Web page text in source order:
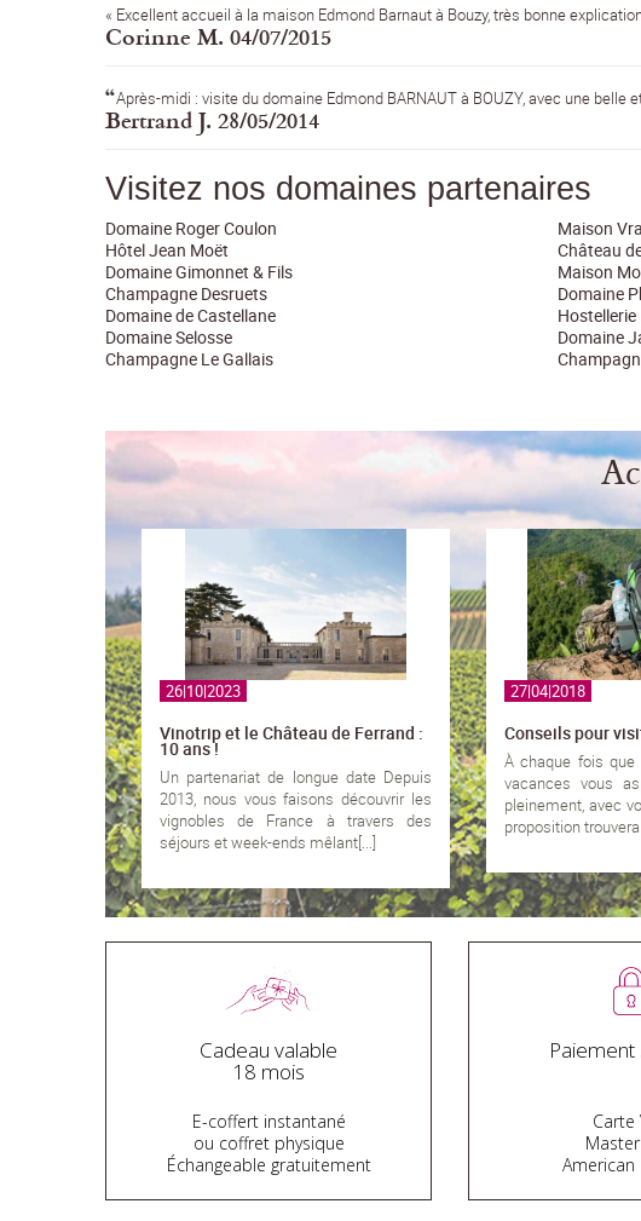
« Excellent accueil à la maison Edmond Barnaut à Bouzy, très bonne
Corinne M. 04/07/2015
“Après-midi : visite du domaine Edmond BARNAUT à BOUZY, avec une
Bertrand J. 28/05/2014
Visitez nos domaines partenaires
Domaine Roger Coulon Maison
Hôtel Jean Moët
Château
Domaine Gimonnet & Fils
Maison
Champagne Desruets
Domaine
Domaine de Castellane
Hostellerie
Domaine Selosse
Domaine
Champagne Le Gallais
26|10|2023
Vinotrip et le Château de Ferrand :
10 ans !
Un partenariat de longue date Depuis
2013, nous vous faisons découvrir les
vignobles de France à travers des
séjours et week-ends mêlant[...]
27|04|2018
Conseils pour
À chaque fois
vacances vous
pleinement, avec
proposition
Cadeau valable
18 mois
E-coffert instantané
ou coffret physique
Échangeable gratuitement
Carte
American